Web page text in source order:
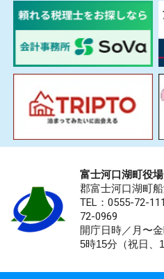
富士河口湖町役場
郡富士河口湖町
TEL：0555-72-
72-0969
開庁日時／月〜
5時15分（祝日、